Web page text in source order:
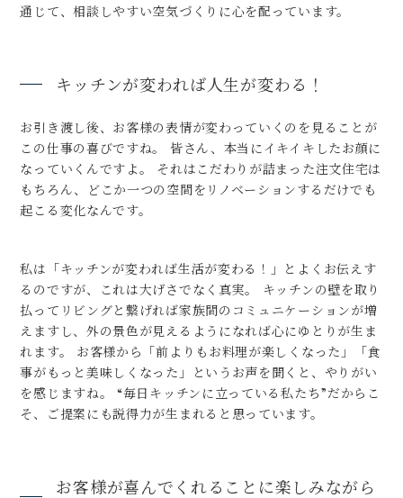
通じて、相談しやすい空気づくりに心を配っています。
キッチンが変われば人生が変わる！
お引き渡し後、お客様の表情が変わっていくのを見ることが
この仕事の喜びですね。 皆さん、本当にイキイキしたお顔に
なっていくんですよ。 それはこだわりが詰まった注文住宅は
もちろん、どこか一つの空間をリノベーションするだけでも
起こる変化なんです。
私は「キッチンが変われば生活が変わる！」とよくお伝えす
るのですが、これは大げさでなく真実。 キッチンの壁を取り
払ってリビングと繋げれば家族間のコミュニケーションが増
えますし、外の景色が見えるようになれば心にゆとりが生ま
れます。 お客様から「前よりもお料理が楽しくなった」「食
事がもっと美味しくなった」というお声を聞くと、やりがい
を感じますね。 “毎日キッチンに立っている私たち”だからこ
そ、ご提案にも説得力が生まれると思っています。
お客様が喜んでくれることに楽しみながら